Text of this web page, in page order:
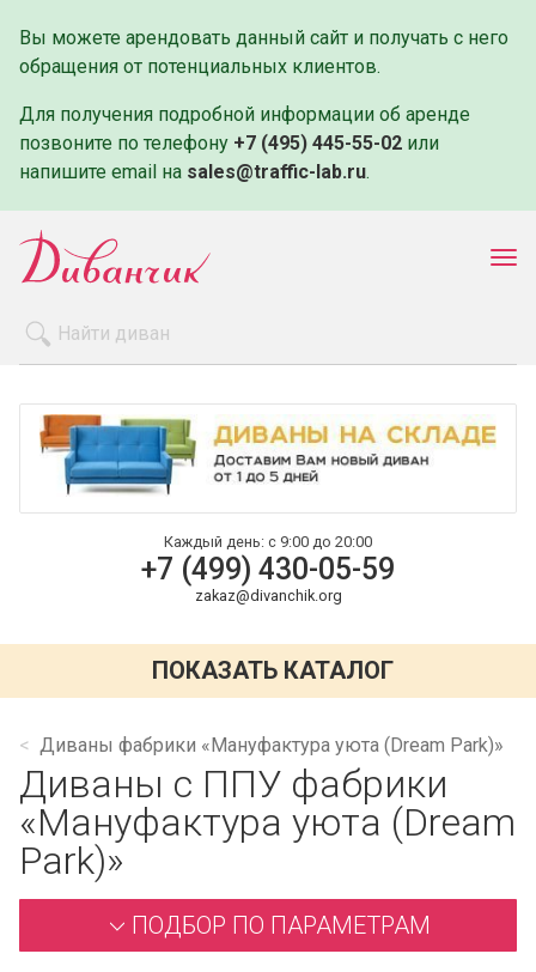
Вы можете арендовать данный сайт и получать с него
обращения от потенциальных клиентов.
Для получения подробной информации об аренде
позвоните по телефону +7 (495) 445-55-02 или
напишите email на sales@traffic-lab.ru.
Оплата и доставка
Контакты
Каждый день: с 9:00 до 20:00
+7 (499) 430-05-59
zakaz@divanchik.org
ПОКАЗАТЬ КАТАЛОГ
Диваны фабрики «Мануфактура уюта (Dream Park)»
Диваны с ППУ фабрики
«Мануфактура уюта (Dream
Park)»
ПОДБОР ПО ПАРАМЕТРАМ